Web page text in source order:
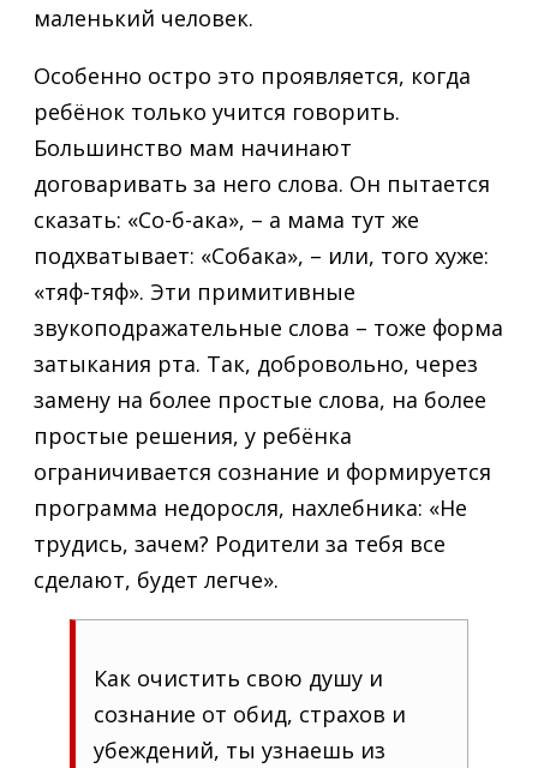
маленький человек.
Особенно остро это проявляется, когда
ребёнок только учится говорить.
Большинство мам начинают
договаривать за него слова. Он пытается
сказать: «Со-б-ака», – а мама тут же
подхватывает: «Собака», – или, того хуже:
«тяф-тяф». Эти примитивные
звукоподражательные слова – тоже форма
затыкания рта. Так, добровольно, через
замену на более простые слова, на более
простые решения, у ребёнка
ограничивается сознание и формируется
программа недоросля, нахлебника: «Не
трудись, зачем? Родители за тебя все
сделают, будет легче».
Как очистить свою душу и
сознание от обид, страхов и
убеждений, ты узнаешь из